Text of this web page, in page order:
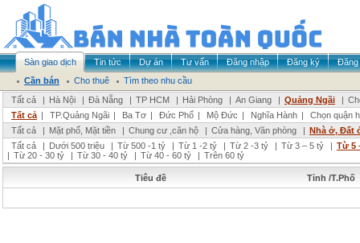
Sàn giao dịch Tin tức Dự án Tư vấn Đăng nhập Đăng ký
Đăng
Cần bán
Cho thuê
Tìm theo nhu cầu
Tất cả
| Hà Nội | Đà Nẵng | TP HCM | Hải Phòng | An Giang | Quảng Ngãi |
Tất cả | TP.Quảng Ngãi | Ba Tơ | Đức Phổ | Mộ Đức | Nghĩa Hành |
Chọn quận
Tất cả
| Mặt phố, Mặt tiền | Chung cư ,căn hộ | Cửa hàng, Văn phòng | Nhà ở, Đất
Tất cả
| Dưới 500 triệu | Từ 500 -1 tỷ | Từ 1 -2 tỷ | Từ 2 -3 tỷ | Từ 3 – 5 tỷ | Từ 5
| Từ 20 - 30 tỷ | Từ 30 - 40 tỷ | Từ 40 - 60 tỷ | Trên 60 tỷ
Tiêu đề Tỉnh /T.Phố